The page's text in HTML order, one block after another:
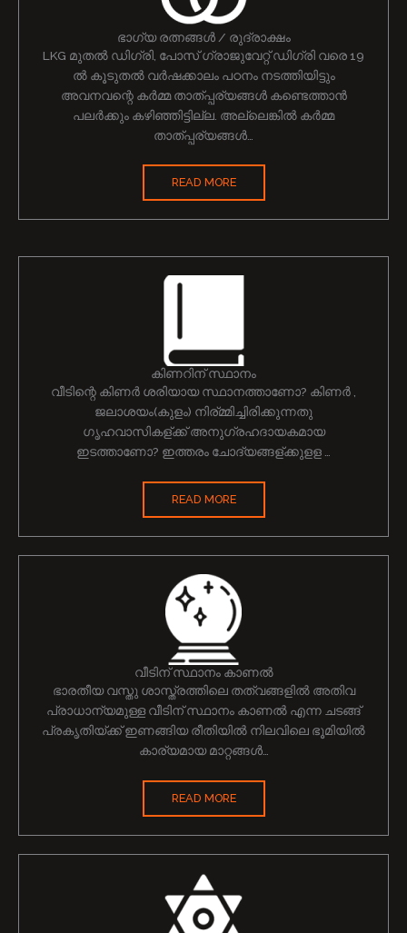
ഭാഗ്യ രത്നങ്ങൾ / രുദ്രാക്ഷം
LKG മുതൽ ഡിഗ്രി, പോസ് ഗ്രാജുവേറ്റ് ഡിഗ്രി വരെ 19
ൽ കൂടുതൽ വർഷക്കാലം പഠനം നടത്തിയിട്ടും
അവനവന്റെ കർമ്മ താത്പ്പര്യങ്ങൾ കണ്ടെത്താൻ
പലർക്കും കഴിഞ്ഞിട്ടില്ല. അല്ലെങ്കിൽ കർമ്മ
താത്പ്പര്യങ്ങൾ…
READ MORE
കിണറിന് സ്ഥാനം
വീടിന്റെ കിണർ ശരിയായ സ്ഥാനത്താണോ? കിണർ ,
ജലാശയം(കുളം) നിര്മ്മിച്ചിരിക്കുന്നതു
ഗൃഹവാസികള്ക്ക് അനുഗ്രഹദായകമായ
ഇടത്താണോ? ഇത്തരം ചോദ്യങ്ങള്ക്കുളള …
READ MORE
വീടിന് സ്ഥാനം കാണൽ
ഭാരതീയ വസ്തു ശാസ്ത്രത്തിലെ തത്വങ്ങളിൽ അതിവ
പ്രാധാന്യമുള്ള വീടിന് സ്ഥാനം കാണൽ എന്ന ചടങ്ങ്
പ്രകൃതിയ്ക്ക് ഇണങ്ങിയ രീതിയിൽ നിലവിലെ ഭൂമിയിൽ
കാര്യമായ മാറ്റങ്ങൾ…
READ MORE